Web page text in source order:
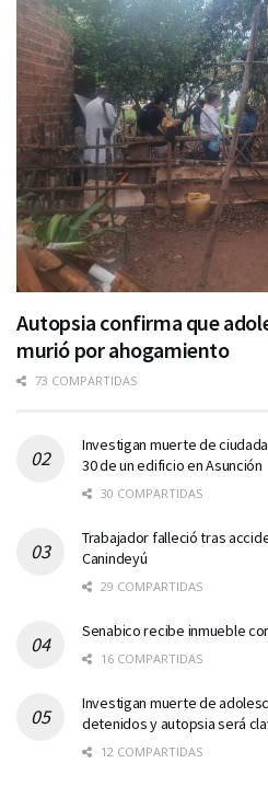
Autopsia confirma que
murió por ahogamiento
73 COMPARTIDAS
Investigan muerte de
30 de un edificio en Asunción
30 COMPARTIDAS
Trabajador falleció tras
Canindeyú
29 COMPARTIDAS
Senabico recibe inmueble
16 COMPARTIDAS
Investigan muerte de
detenidos y autopsia será
12 COMPARTIDAS